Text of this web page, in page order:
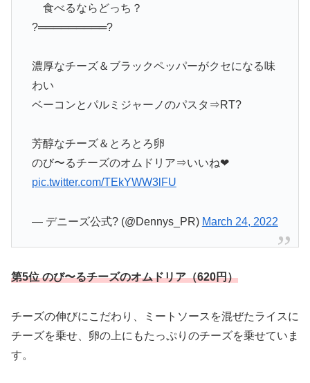
食べるならどっち？
?═════════?
濃厚なチーズ＆ブラックペッパーがクセになる味
わい
ベーコンとパルミジャーノのパスタ⇒RT?
芳醇なチーズ＆とろとろ卵
のび〜るチーズのオムドリア⇒いいね❤
pic.twitter.com/TEkYWW3lFU
— デニーズ公式? (@Dennys_PR) March 24, 2022
第5位 のび〜るチーズのオムドリア（620円）
チーズの伸びにこだわり、ミートソースを混ぜたライスに
チーズを乗せ、卵の上にもたっぷりのチーズを乗せていま
す。